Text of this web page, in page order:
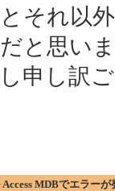
それ以
と思い
申し訳
Access MDBでエラーが